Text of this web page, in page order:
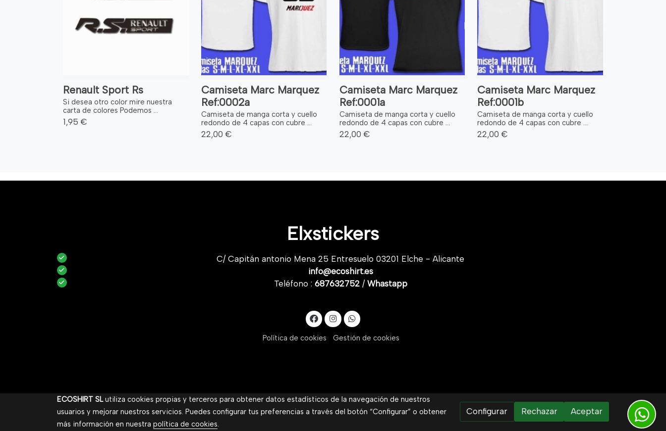
Renault Sport Rs
Si desea otro color mire nuestra
carta de colores Podemos ...
1,95 €
Camiseta Marc Marquez
Ref:0002a
Camiseta de manga corta y cuello
redondo de 4 capas con cubre ...
22,00 €
Camiseta Marc Marquez
Ref:0001a
Camiseta de manga corta y cuello
redondo de 4 capas con cubre ...
22,00 €
Camiseta Marc Marquez
Ref:0001b
Camiseta de manga corta y cuello
redondo de 4 capas con cubre ...
22,00 €
Elxstickers
C/ Capitán antonio Mena 25 Entresuelo 03201 Elche - Alicante
info@ecoshirt.es
Teléfono : 687632752/ Whastapp
Política de cookies Gestión de cookies
ECOSHIRT SLutiliza cookies propias y terceros para obtener datos estadísticos de la navegación de nuestros
usuarios y mejorar nuestros servicios. Puedes configurar tus preferencias a través del botón “Configurar” o obtener
más información en nuestra política de cookies.
Configurar Rechazar Aceptar